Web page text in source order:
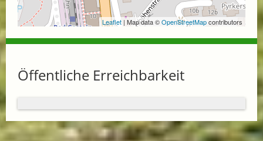
Leaflet | Map data ©OpenStreetMapcontributors
Öffentliche Erreichbarkeit